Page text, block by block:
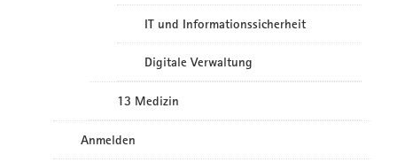
IT und Informationssicherheit
Digitale Verwaltung
13 Medizin
Anmelden